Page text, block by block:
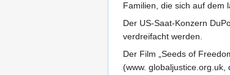
Familien, die sich auf dem
Der US-Saat-Konzern
verdreifacht werden.
Der Film „Seeds of
(www. globaljustice.org.uk,